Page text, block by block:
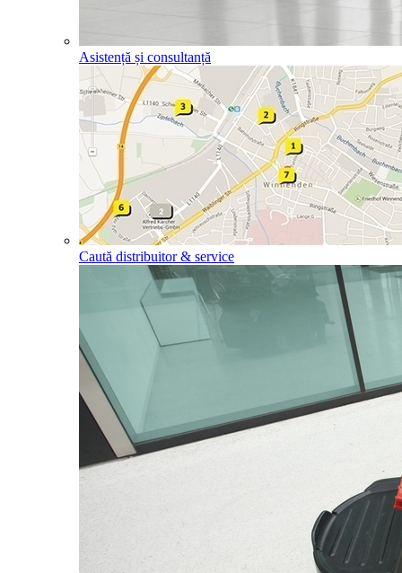
Asistență și consultanță
Caută distribuitor & service